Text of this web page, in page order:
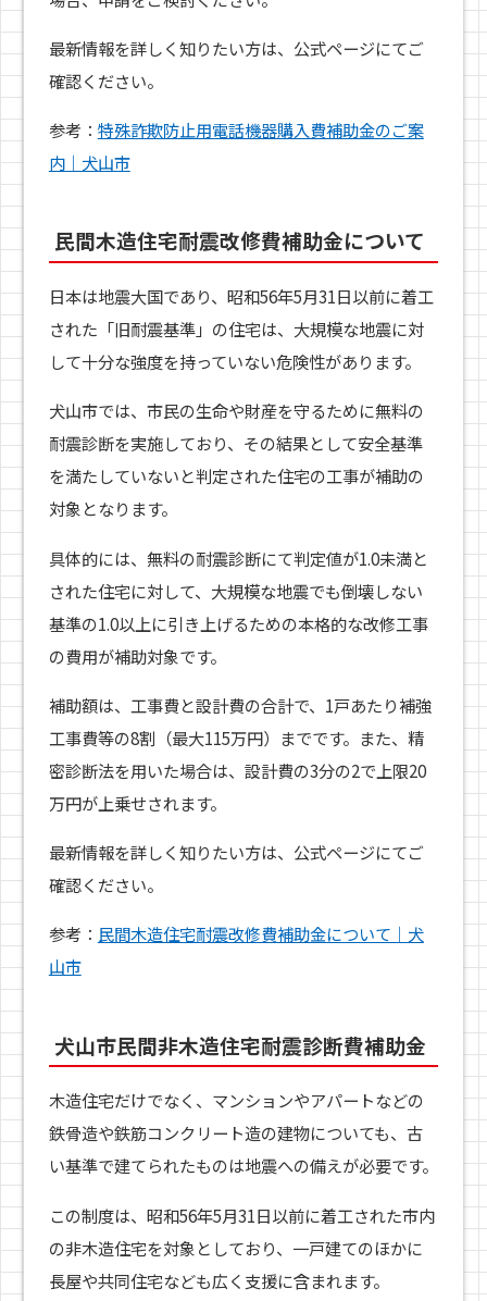
最新情報を詳しく知りたい方は、公式ページにてご
確認ください。
参考： 特殊詐欺防止用電話機器購入費補助金のご案
内｜犬山市
民間木造住宅耐震改修費補助金について
日本は地震大国であり、昭和56年5月31日以前に着工
された「旧耐震基準」の住宅は、大規模な地震に対
して十分な強度を持っていない危険性があります。
犬山市では、市民の生命や財産を守るために無料の
耐震診断を実施しており、その結果として安全基準
を満たしていないと判定された住宅の工事が補助の
対象となります。
具体的には、無料の耐震診断にて判定値が1.0未満と
された住宅に対して、大規模な地震でも倒壊しない
基準の1.0以上に引き上げるための本格的な改修工事
の費用が補助対象です。
補助額は、工事費と設計費の合計で、1戸あたり補強
工事費等の8割（最大115万円）までです。また、精
密診断法を用いた場合は、設計費の3分の2で上限20
万円が上乗せされます。
最新情報を詳しく知りたい方は、公式ページにてご
確認ください。
参考： 民間木造住宅耐震改修費補助金について｜犬
山市
犬山市民間非木造住宅耐震診断費補助金
木造住宅だけでなく、マンションやアパートなどの
鉄骨造や鉄筋コンクリート造の建物についても、古
い基準で建てられたものは地震への備えが必要です。
この制度は、昭和56年5月31日以前に着工された市内
の非木造住宅を対象としており、一戸建てのほかに
長屋や共同住宅なども広く支援に含まれます。